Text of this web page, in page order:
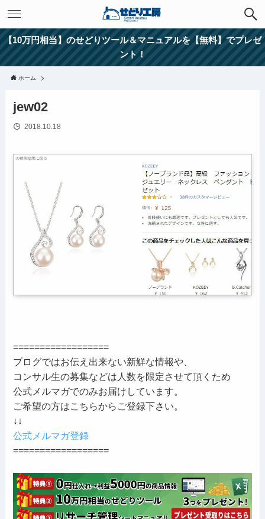
【10万円相当】のせどりツール＆マニュアルを【無料】でプレゼ
ント！
ホーム
jew02
2018.10.18
==================
ブログではお伝え出来ない新鮮な情報や、
コンサル生の募集などは人数を限定させて頂くため
公式メルマガでのみお届けしています。
ご希望の方はこちらからご登録下さい。
↓↓
公式メルマガ登録
==================